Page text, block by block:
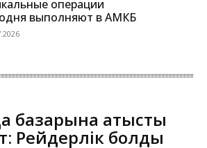
операции
выполняют в АМКБ